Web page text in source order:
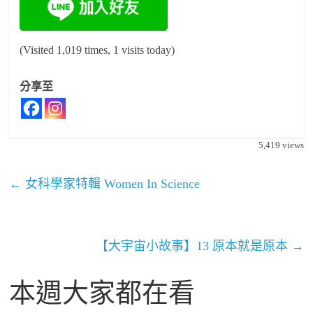
(Visited 1,019 times, 1 visits today)
分享至
5,419 views
← 女科學家特輯 Women In Science
【大宇宙小故事】13 原本就是原本 →
本週大家都在看